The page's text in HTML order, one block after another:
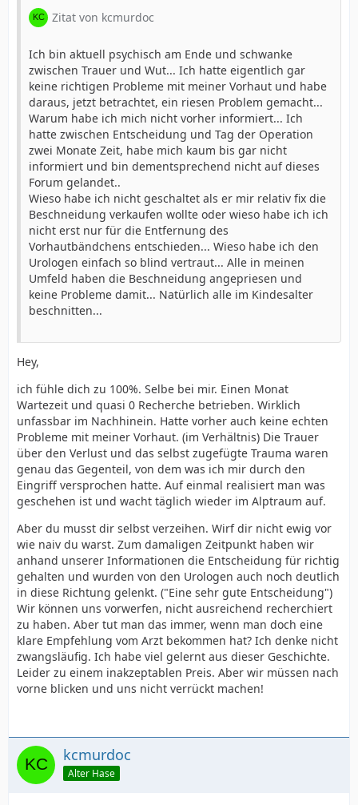
Zitat von kcmurdoc
Ich bin aktuell psychisch am Ende und schwanke
zwischen Trauer und Wut... Ich hatte eigentlich gar
keine richtigen Probleme mit meiner Vorhaut und habe
daraus, jetzt betrachtet, ein riesen Problem gemacht...
Warum habe ich mich nicht vorher informiert... Ich
hatte zwischen Entscheidung und Tag der Operation
zwei Monate Zeit, habe mich kaum bis gar nicht
informiert und bin dementsprechend nicht auf dieses
Forum gelandet..
Wieso habe ich nicht geschaltet als er mir relativ fix die
Beschneidung verkaufen wollte oder wieso habe ich ich
nicht erst nur für die Entfernung des
Vorhautbändchens entschieden... Wieso habe ich den
Urologen einfach so blind vertraut... Alle in meinen
Umfeld haben die Beschneidung angepriesen und
keine Probleme damit... Natürlich alle im Kindesalter
beschnitten...
Hey,
ich fühle dich zu 100%. Selbe bei mir. Einen Monat
Wartezeit und quasi 0 Recherche betrieben. Wirklich
unfassbar im Nachhinein. Hatte vorher auch keine echten
Probleme mit meiner Vorhaut. (im Verhältnis) Die Trauer
über den Verlust und das selbst zugefügte Trauma waren
genau das Gegenteil, von dem was ich mir durch den
Eingriff versprochen hatte. Auf einmal realisiert man was
geschehen ist und wacht täglich wieder im Alptraum auf.
Aber du musst dir selbst verzeihen. Wirf dir nicht ewig vor
wie naiv du warst. Zum damaligen Zeitpunkt haben wir
anhand unserer Informationen die Entscheidung für richtig
gehalten und wurden von den Urologen auch noch deutlich
in diese Richtung gelenkt. ("Eine sehr gute Entscheidung")
Wir können uns vorwerfen, nicht ausreichend recherchiert
zu haben. Aber tut man das immer, wenn man doch eine
klare Empfehlung vom Arzt bekommen hat? Ich denke nicht
zwangsläufig. Ich habe viel gelernt aus dieser Geschichte.
Leider zu einem inakzeptablen Preis. Aber wir müssen nach
vorne blicken und uns nicht verrückt machen!
kcmurdoc
Alter Hase